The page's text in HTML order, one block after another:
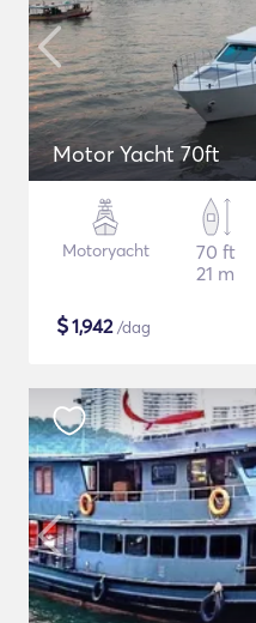
Motor Yacht 70ft
Motoryacht
70 ft
21 m
$1,942/dag